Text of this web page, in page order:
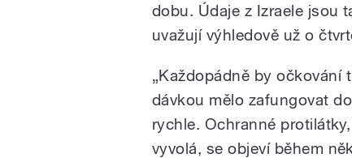
dobu. Údaje z Izraele jsou
uvažují výhledově už o
„Každopádně by očkování
dávkou mělo zafungovat
rychle. Ochranné
vyvolá, se objeví během